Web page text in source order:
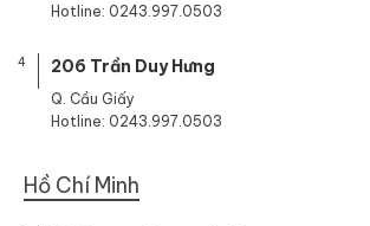
Hotline: 0243.997.0503
4 206 Trần Duy Hưng
Q. Cầu Giấy
Hotline: 0243.997.0503
Hồ Chí Minh